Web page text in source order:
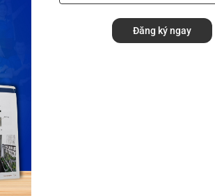
hài hòa giữa hai loại giấy trên. Bề
Loại giấy này thích hợp cho việc in
in ấn nhanh chóng và chính xác. Giấy
máy bay, hóa đơn, v.v.
Đăng ký ngay